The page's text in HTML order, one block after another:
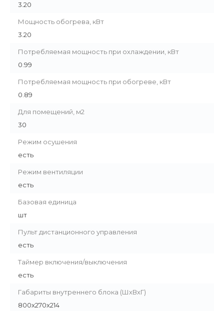
3.20
Мощность обогрева, кВт
3.20
Потребляемая мощность при охлаждении, кВт
0.99
Потребляемая мощность при обогреве, кВт
0.89
Для помещений, м2
30
Режим осушения
есть
Режим вентиляции
есть
Базовая единица
шт
Пульт дистанционного управления
есть
Таймер включения/выключения
есть
Габариты внутреннего блока (ШхВхГ)
800x270x214